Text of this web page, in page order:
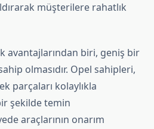
müşterilere rahatlık
avantajlarından biri, geniş bir
olmasıdır. Opel sahipleri,
parçaları kolaylıkla
şekilde temin
araçlarının onarım